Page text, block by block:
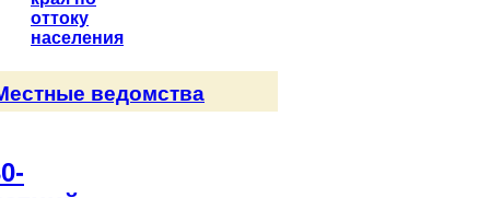
оттоку
населения
ведомства